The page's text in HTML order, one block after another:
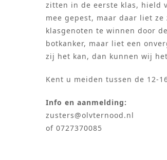
zitten in de eerste klas, hield
mee gepest, maar daar liet
klasgenoten te winnen door
botkanker, maar liet een
zij het kan, dan kunnen wij
Kent u meiden tussen de 12-
Info en aanmelding:
zusters@olvternood.nl
of 0727370085